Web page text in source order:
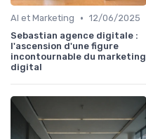
AI et Marketing • 12/06/2025
Sebastian agence digitale :
l'ascension d'une figure
incontournable du marketing
digital